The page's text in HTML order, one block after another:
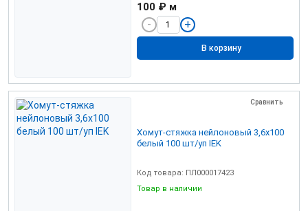
100 ₽ м
В корзину
Сравнить
Хомут-стяжка нейлоновый 3,6х100
белый 100 шт/уп IEK
Код товара: ПЛ000017423
Товар в наличии